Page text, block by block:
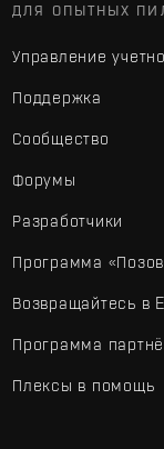
ДЛЯ ОПЫТНЫХ
Управление
Поддержка
Сообщество
Форумы
Разработчики
Программа
Возвращайтесь в
Программа
Плексы в помощь